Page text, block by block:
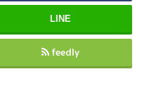
LINE
feedly